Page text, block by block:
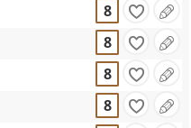
8
8
8
8